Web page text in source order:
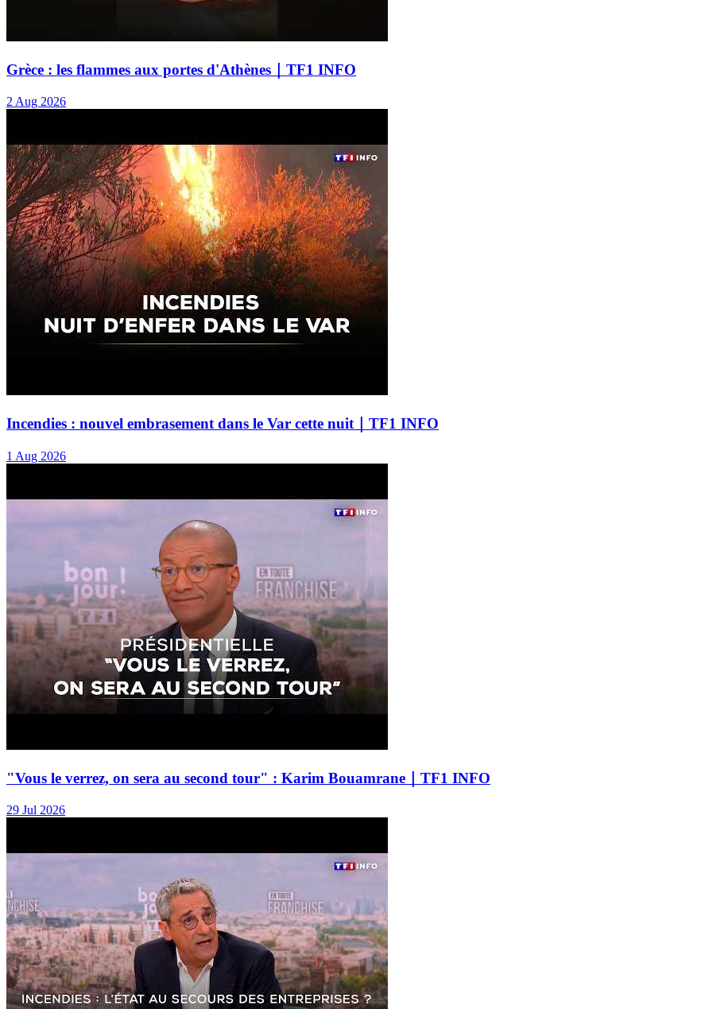
Grèce : les flammes aux portes d'Athènes｜TF1 INFO
2 Aug 2026
Incendies : nouvel embrasement dans le Var cette nuit｜TF1 INFO
1 Aug 2026
"Vous le verrez, on sera au second tour" : Karim Bouamrane｜TF1 INFO
29 Jul 2026